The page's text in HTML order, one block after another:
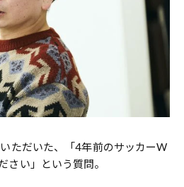
ただいた、「4年前のサッカーW
さい」という質問。